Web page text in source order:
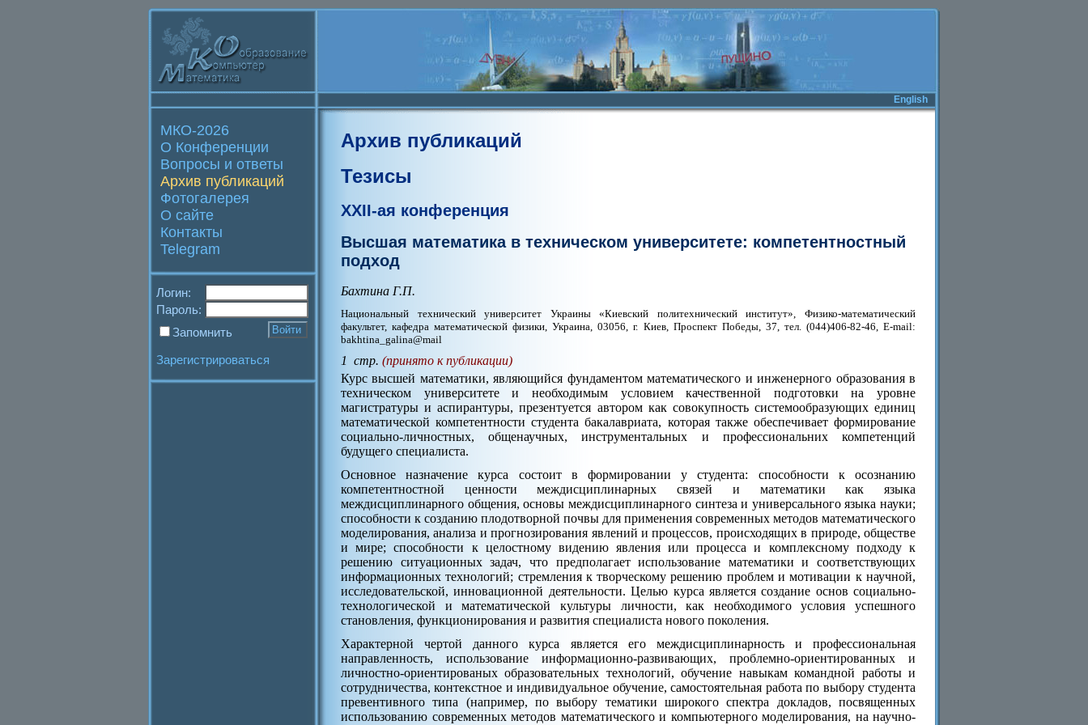
English
МКО-2026
О Конференции
Вопросы и ответы
Архив публикаций
Фотогалерея
О сайте
Контакты
Telegram
Логин:
Пароль:
Запомнить
Зарегистрироваться
Архив публикаций
Тезисы
XXII-ая конференция
Высшая математика в техническом университете: компетентностный
подход
Бахтина Г.П.
Национальный технический университет Украины «Киевский политехнический институт», Физико-математический
факультет, кафедра математической физики, Украина, 03056, г. Киев, Проспект Победы, 37, тел. (044)406-82-46, E-mail:
bakhtina_galina@mail
1 стр. (принято к публикации)
Курс высшей математики, являющийся фундаментом математического и инженерного образования в
техническом университете и необходимым условием качественной подготовки на уровне
магистратуры и аспирантуры, презентуется автором как совокупность системообразующих единиц
математической компетентности студента бакалавриата, которая также обеспечивает формирование
социально-личностных, общенаучных, инструментальных и профессиональних компетенций
будущего специалиста.
Основное назначение курса состоит в формировании у студента: способности к осознанию
компетентностной ценности междисциплинарных связей и математики как языка
междисциплинарного общения, основы междисциплинарного синтеза и универсального языка науки;
способности к созданию плодотворной почвы для применения современных методов математического
моделирования, анализа и прогнозирования явлений и процессов, происходящих в природе, обществе
и мире; способности к целостному видению явления или процесса и комплексному подходу к
решению ситуационных задач, что предполагает использование математики и соответствующих
информационных технологий; стремления к творческому решению проблем и мотивации к научной,
исследовательской, инновационной деятельности. Целью курса является создание основ социально-
технологической и математической культуры личности, как необходимого условия успешного
становления, функционирования и развития специалиста нового поколения.
Характерной чертой данного курса является его междисциплинарность и профессиональная
направленность, использование информационно-развивающих, проблемно-ориентированных и
личностно-ориентированых образовательных технологий, обучение навыкам командной работы и
сотрудничества, контекстное и индивидуальное обучение, самостоятельная работа по выбору студента
превентивного типа (например, по выбору тематики широкого спектра докладов, посвященных
использованию современных методов математического и компьютерного моделирования, на научно-